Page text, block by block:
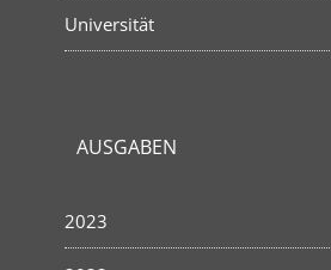
Universität
AUSGABEN
2023